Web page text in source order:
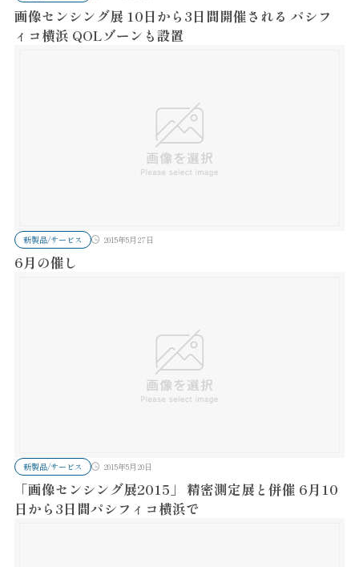
画像センシング展 10日から3日間開催される パシフ
ィコ横浜 QOLゾーンも設置
新製品/サービス 2015年5月27日
6月の催し
新製品/サービス 2015年5月20日
「画像センシング展2015」 精密測定展と併催 6月10
日から3日間パシフィコ横浜で